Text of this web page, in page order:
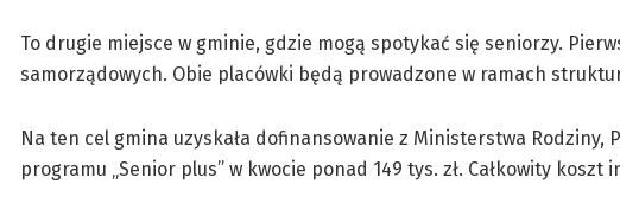
To drugie miejsce w gminie, gdzie mogą spotykać się seniorzy.
samorządowych. Obie placówki będą prowadzone w ramach
Na ten cel gmina uzyskała dofinansowanie z Ministerstwa Rodziny,
programu „Senior plus” w kwocie ponad 149 tys. zł. Całkowity koszt